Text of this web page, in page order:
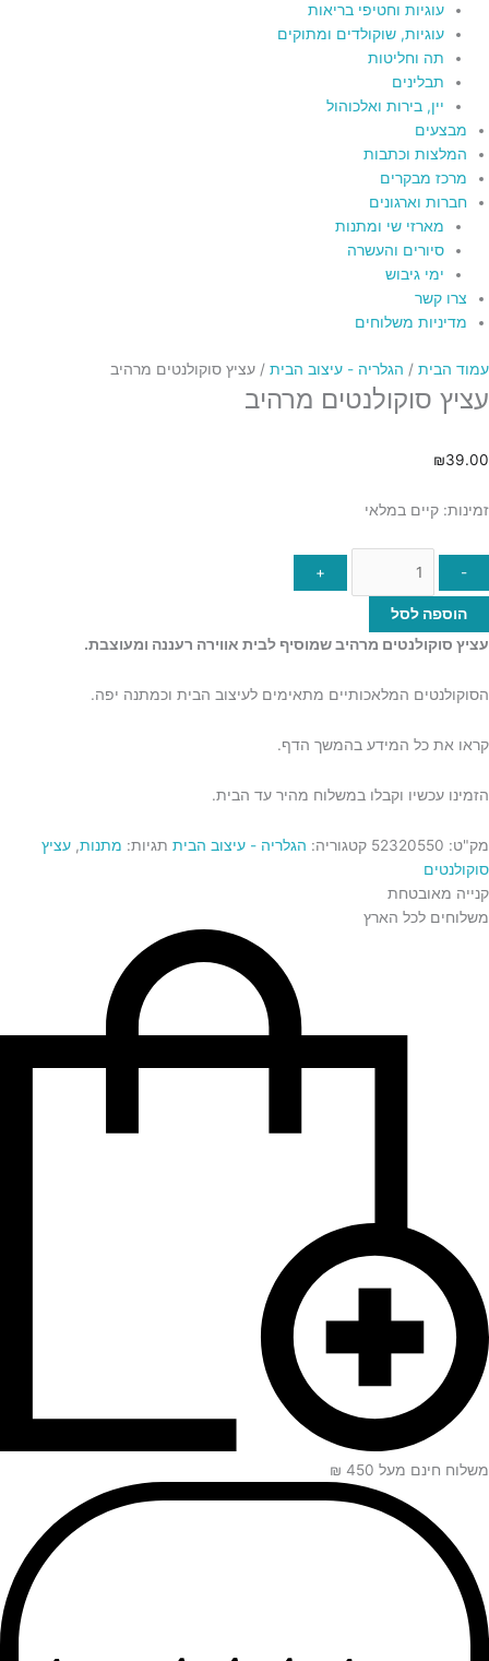
עוגיות וחטיפי בריאות
עוגיות, שוקולדים ומתוקים
תה וחליטות
תבלינים
יין, בירות ואלכוהול
מבצעים
המלצות וכתבות
מרכז מבקרים
חברות וארגונים
מארזי שי ומתנות
סיורים והעשרה
ימי גיבוש
צרו קשר
מדיניות משלוחים
עמוד הבית / הגלריה - עיצוב הבית / עציץ סוקולנטים מרהיב
עציץ סוקולנטים מרהיב
₪39.00
זמינות: קיים במלאי
-
+
הוספה לסל
עציץ סוקולנטים מרהיב שמוסיף לבית אווירה רעננה ומעוצבת.
הסוקולנטים המלאכותיים מתאימים לעיצוב הבית וכמתנה יפה.
קראו את כל המידע בהמשך הדף.
הזמינו עכשיו וקבלו במשלוח מהיר עד הבית.
מק"ט: 52320550 קטגוריה: הגלריה - עיצוב הבית תגיות: מתנות, עציץ
סוקולנטים
קנייה מאובטחת
משלוחים לכל הארץ
משלוח חינם מעל 450 ₪